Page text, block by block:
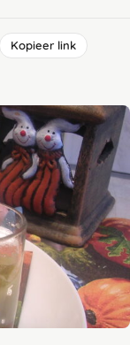
Kopieer link